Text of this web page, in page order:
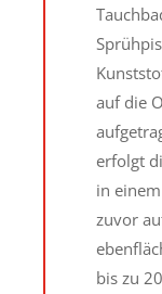
auf die
erfolgt
in
zuvor
bis zu